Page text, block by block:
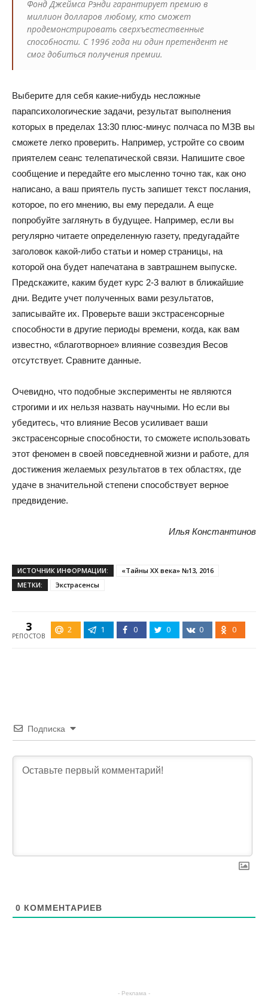
Фонд Джеймса Рэнди гарантирует премию в
миллион долларов любому, кто сможет
продемонстрировать сверхъестественные
способности. С 1996 года ни один претендент не
смог добиться получения премии.
Выберите для себя какие-нибудь несложные
парапсихологические задачи, результат выполнения
которых в пределах 13:30 плюс-минус полчаса по МЗВ вы
сможете легко проверить. Например, устройте со своим
приятелем сеанс телепатической связи. Напишите свое
сообщение и передайте его мысленно точно так, как оно
написано, а ваш приятель пусть запишет текст послания,
которое, по его мнению, вы ему передали. А еще
попробуйте заглянуть в будущее. Например, если вы
регулярно читаете определенную газету, предугадайте
заголовок какой-либо статьи и номер страницы, на
которой она будет напечатана в завтрашнем выпуске.
Предскажите, каким будет курс 2-3 валют в ближайшие
дни. Ведите учет полученных вами результатов,
записывайте их. Проверьте ваши экстрасенсорные
способности в другие периоды времени, когда, как вам
известно, «благотворное» влияние созвездия Весов
отсутствует. Сравните данные.
Очевидно, что подобные эксперименты не являются
строгими и их нельзя назвать научными. Но если вы
убедитесь, что влияние Весов усиливает ваши
экстрасенсорные способности, то сможете использовать
этот феномен в своей повседневной жизни и работе, для
достижения желаемых результатов в тех областях, где
удаче в значительной степени способствует верное
предвидение.
Илья Константинов
ИСТОЧНИК ИНФОРМАЦИИ:
«Тайны XX века» №13, 2016
МЕТКИ:
Экстрасенсы
3
РЕПОСТОВ
2 1 0 0 0 0
Подписка
0 КОММЕНТАРИЕВ
- Реклама -